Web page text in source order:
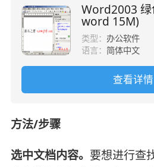
Word2003 绿
word 15M)
类型：办公软件
语言： 简体中文
查看详情
方法/步骤
选中文档内容。 要想进行查